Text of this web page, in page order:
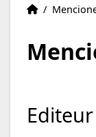
Página
Accueil
/
Editeur